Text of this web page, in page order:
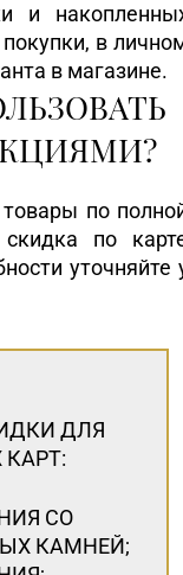
и
в
в магазине.
по
по
уточняйте
ДЛЯ
СО
КАМНЕЙ;